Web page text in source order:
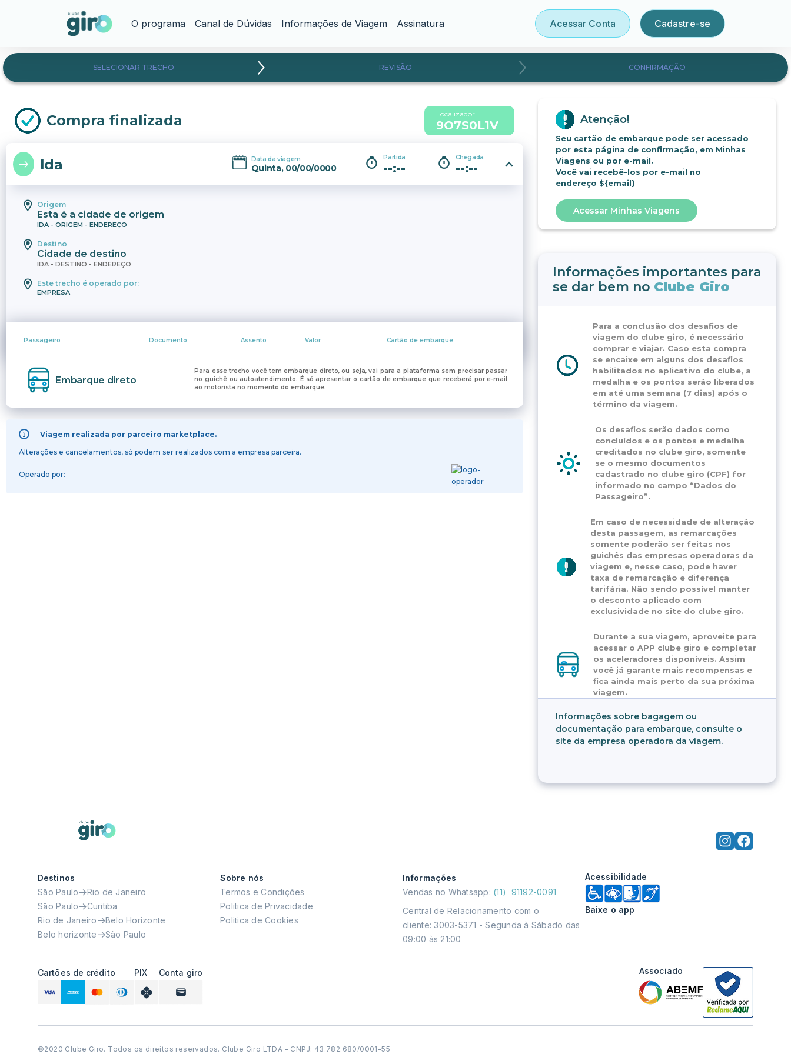
O programa Canal de Dúvidas Informações de Viagem Assinatura Acessar Conta Cadastre-se
SELECIONAR TRECHO REVISÃO CONFIRMAÇÃO
Compra finalizada Localizador
9O7S0L1V
Ida Data da viagem
Quinta, 00/00/0000
Partida
--:--
Chegada
--:--
Origem
Esta é a cidade de origem
IDA - ORIGEM - ENDEREÇO
Destino
Cidade de destino
IDA - DESTINO - ENDEREÇO
Este trecho é operado por:
EMPRESA
Passageiro Documento Assento Valor Cartão de embarque
Embarque direto
Para esse trecho você tem embarque direto, ou seja, vai para a plataforma sem precisar passar
no guichê ou autoatendimento. É só apresentar o cartão de embarque que receberá por e-mail
ao motorista no momento do embarque.
Viagem realizada por parceiro marketplace.
Alterações e cancelamentos, só podem ser realizados com a empresa parceira.
Operado por:
Atenção!
Seu cartão de embarque pode ser acessado
por esta página de confirmação, em Minhas
Viagens ou por e-mail.
Você vai recebê-los por e-mail no
endereço ${email}
Acessar Minhas Viagens
Informações importantes para
se dar bem no Clube Giro
Para a conclusão dos desafios de
viagem do clube giro, é necessário
comprar e viajar. Caso esta compra
se encaixe em alguns dos desafios
habilitados no aplicativo do clube, a
medalha e os pontos serão liberados
em até uma semana (7 dias) após o
término da viagem.
Os desafios serão dados como
concluídos e os pontos e medalha
creditados no clube giro, somente
se o mesmo documentos
cadastrado no clube giro (CPF) for
informado no campo “Dados do
Passageiro”.
Em caso de necessidade de alteração
desta passagem, as remarcações
somente poderão ser feitas nos
guichês das empresas operadoras da
viagem e, nesse caso, pode haver
taxa de remarcação e diferença
tarifária. Não sendo possível manter
o desconto aplicado com
exclusividade no site do clube giro.
Durante a sua viagem, aproveite para
acessar o APP clube giro e completar
os aceleradores disponíveis. Assim
você já garante mais recompensas e
fica ainda mais perto da sua próxima
viagem.
Informações sobre bagagem ou
documentação para embarque, consulte o
site da empresa operadora da viagem.
Destinos
São Paulo
Rio de Janeiro
São Paulo
Curitiba
Rio de Janeiro
Belo Horizonte
Belo horizonte
São Paulo
Sobre nós
Termos e Condições
Politica de Privacidade
Politica de Cookies
Informações
Vendas no Whatsapp: (11) 91192-0091
Central de Relacionamento com o
cliente: 3003-5371 - Segunda à Sábado das
09:00 às 21:00
Acessibilidade
Baixe o app
Cartões de crédito PIX Conta giro Associado
©2020 Clube Giro. Todos os direitos reservados. Clube Giro LTDA - CNPJ: 43.782.680/0001-55